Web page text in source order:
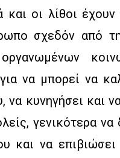
και οι λίθοι έχουν
σχεδόν από
να μπορεί να
να κυνηγήσει και
γενικότερα να
και να